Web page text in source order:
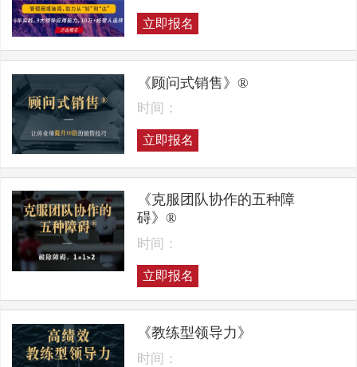
立即报名
《顾问式销售》®
时间：
立即报名
《克服团队协作的五种障
碍》®
时间：
立即报名
《教练型领导力》
时间：